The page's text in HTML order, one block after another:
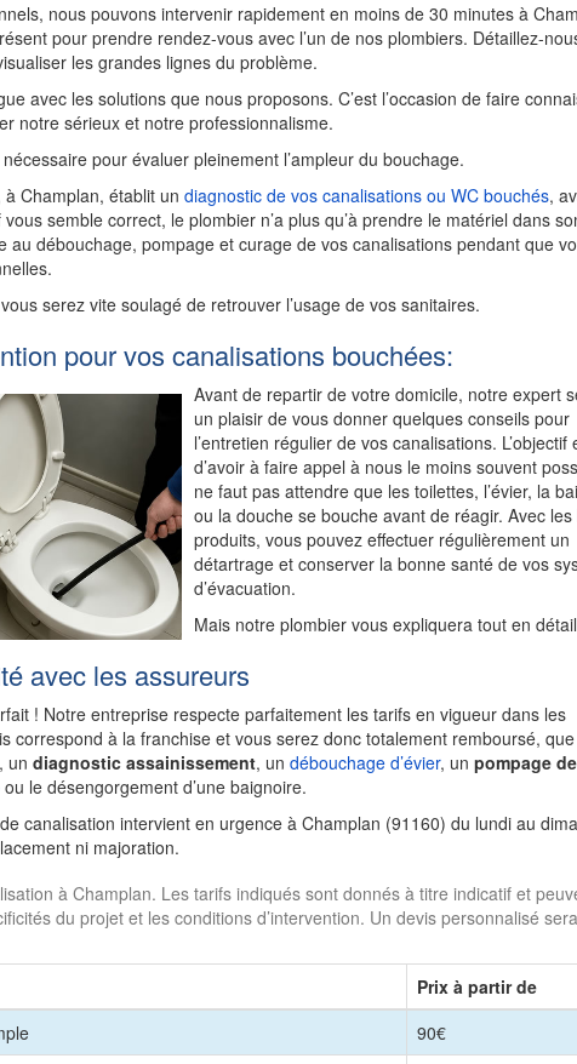
nous pouvons intervenir rapidement en moins de 30 minutes à
pour prendre rendez-vous avec l’un de nos plombiers. Détaillez-
les grandes lignes du problème.
avec les solutions que nous proposons. C’est l’occasion de faire
notre sérieux et notre professionnalisme.
pour évaluer pleinement l’ampleur du bouchage.
Champlan, établit un diagnostic de vos canalisations ou WC bouchés,
semble correct, le plombier n’a plus qu’à prendre le matériel dans
au débouchage, pompage et curage de vos canalisations pendant que
serez vite soulagé de retrouver l’usage de vos sanitaires.
pour vos canalisations bouchées:
Avant de repartir de votre domicile, notre expert
un plaisir de vous donner quelques conseils pour
l’entretien régulier de vos canalisations. L’objectif
d’avoir à faire appel à nous le moins souvent
ne faut pas attendre que les toilettes, l’évier, la
ou la douche se bouche avant de réagir. Avec
produits, vous pouvez effectuer régulièrement un
détartrage et conserver la bonne santé de vos
d’évacuation.
Mais notre plombier vous expliquera tout en
avec les assureurs
! Notre entreprise respecte parfaitement les tarifs en vigueur dans les
correspond à la franchise et vous serez donc totalement remboursé,
, un diagnostic assainissement, un débouchage d’évier, un pompage
ou le désengorgement d’une baignoire.
canalisation intervient en urgence à Champlan (91160) du lundi au
ni majoration.
à Champlan. Les tarifs indiqués sont donnés à titre indicatif et
du projet et les conditions d’intervention. Un devis personnalisé
Prix à partir de
90€